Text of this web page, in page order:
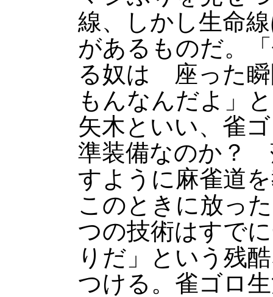
線、しかし生命
があるものだ。
る奴は 座った瞬
もんなんだよ」
矢木といい、雀
準装備なのか？
すように麻雀道
このときに放っ
つの技術はすで
りだ」という残
つける。雀ゴロ